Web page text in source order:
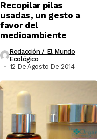
Recopilar pilas
usadas, un gesto a
favor del
medioambiente
Redacción / El Mundo
Ecológico
12 De Agosto De 2014